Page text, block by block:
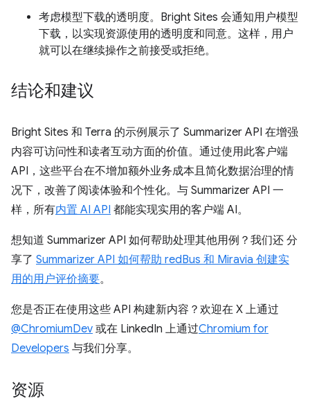
考虑模型下载的透明度。Bright Sites 会通知用户模型
下载，以实现资源使用的透明度和同意。这样，用户
就可以在继续操作之前接受或拒绝。
结论和建议
Bright Sites 和 Terra 的示例展示了 Summarizer API 在增强
内容可访问性和读者互动方面的价值。通过使用此客户端
API，这些平台在不增加额外业务成本且简化数据治理的情
况下，改善了阅读体验和个性化。与 Summarizer API 一
样，所有内置 AI API 都能实现实用的客户端 AI。
想知道 Summarizer API 如何帮助处理其他用例？我们还 分
享了 Summarizer API 如何帮助 redBus 和 Miravia 创建实
用的用户评价摘要。
您是否正在使用这些 API 构建新内容？欢迎在 X 上通过
@ChromiumDev 或在 LinkedIn 上通过Chromium for
Developers 与我们分享。
资源